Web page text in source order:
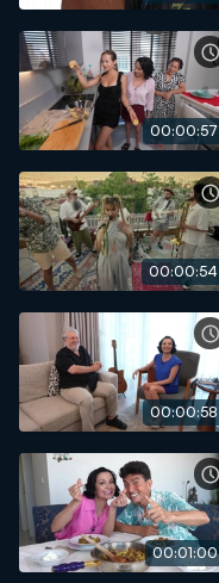
00:00:57
00:00:54
00:00:58
00:01:00